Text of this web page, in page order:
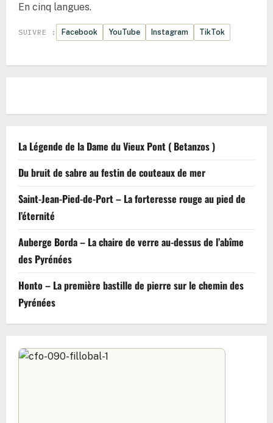
En cinq langues.
SUIVRE : Facebook YouTube Instagram TikTok
La Légende de la Dame du Vieux Pont ( Betanzos )
Du bruit de sabre au festin de couteaux de mer
Saint-Jean-Pied-de-Port – La forteresse rouge au pied de
l’éternité
Auberge Borda – La chaire de verre au-dessus de l’abîme
des Pyrénées
Honto – La première bastille de pierre sur le chemin des
Pyrénées